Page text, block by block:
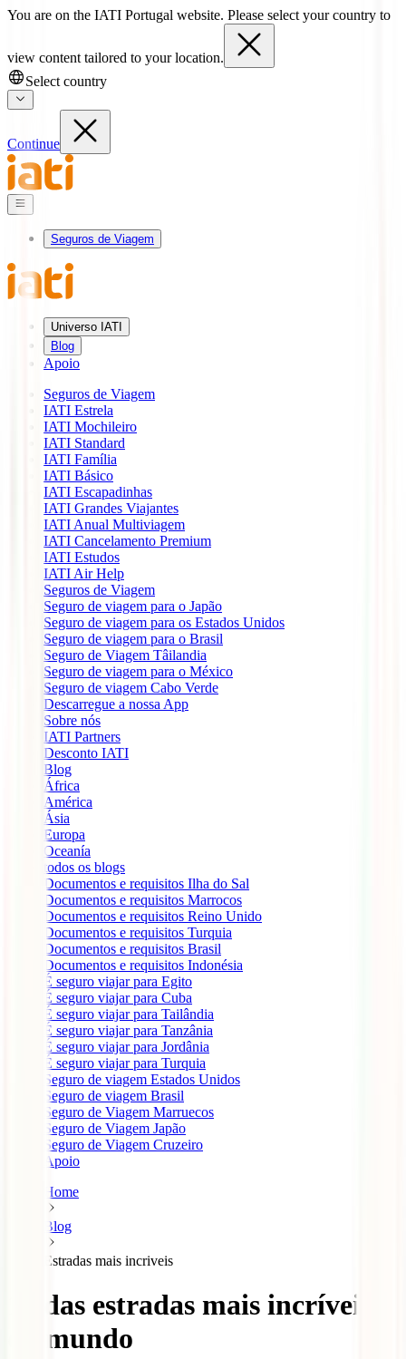
You are on the IATI Portugal website. Please select your country to
view content tailored to your location.
Select country
Continue
Seguros de Viagem
Universo IATI
Blog
Apoio
Seguros de Viagem
IATI Estrela
IATI Mochileiro
IATI Standard
IATI Família
IATI Básico
IATI Escapadinhas
IATI Grandes Viajantes
IATI Anual Multiviagem
IATI Cancelamento Premium
IATI Estudos
IATI Air Help
Seguros de Viagem
Seguro de viagem para o Japão
Seguro de viagem para os Estados Unidos
Seguro de viagem para o Brasil
Seguro de Viagem Tâilandia
Seguro de viagem para o México
Seguro de viagem Cabo Verde
Descarregue a nossa App
Sobre nós
IATI Partners
Desconto IATI
Blog
África
América
Ásia
Europa
Oceanía
todos os blogs
Documentos e requisitos Ilha do Sal
Documentos e requisitos Marrocos
Documentos e requisitos Reino Unido
Documentos e requisitos Turquia
Documentos e requisitos Brasil
Documentos e requisitos Indonésia
É seguro viajar para Egito
É seguro viajar para Cuba
É seguro viajar para Tailândia
É seguro viajar para Tanzânia
É seguro viajar para Jordânia
É seguro viajar para Turquia
Seguro de viagem Estados Unidos
Seguro de viagem Brasil
Seguro de Viagem Marruecos
Seguro de Viagem Japão
Seguro de Viagem Cruzeiro
Apoio
Home
Blog
Estradas mais incriveis
10 das estradas mais incríveis
do mundo